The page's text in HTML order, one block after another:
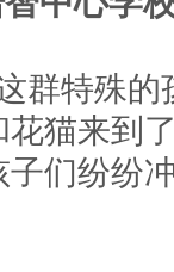
群特殊的
猫来到
们纷纷